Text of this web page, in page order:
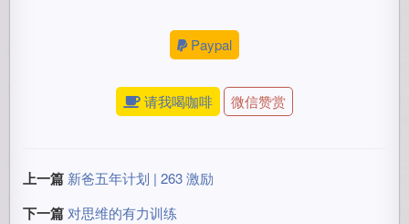
Paypal
请我喝咖啡 微信赞赏
上一篇 新爸五年计划 | 263 激励
下一篇 对思维的有力训练